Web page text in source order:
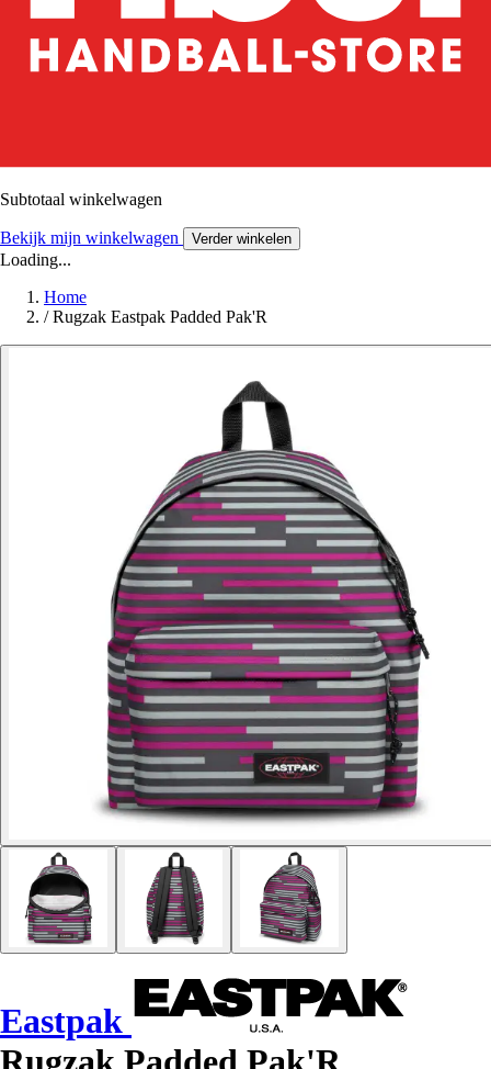
Subtotaal winkelwagen
Bekijk mijn winkelwagen Verder winkelen
Loading...
Home
/ Rugzak Eastpak Padded Pak'R
Eastpak